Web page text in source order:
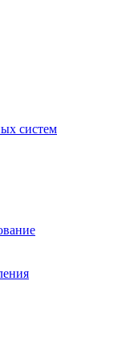
систем